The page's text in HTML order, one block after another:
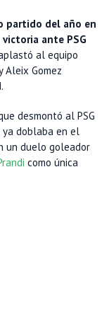
partido del año en
victoria ante PSG
al equipo
Aleix Gomez
desmontó al PSG
ya doblaba en el
un duelo goleador
como única